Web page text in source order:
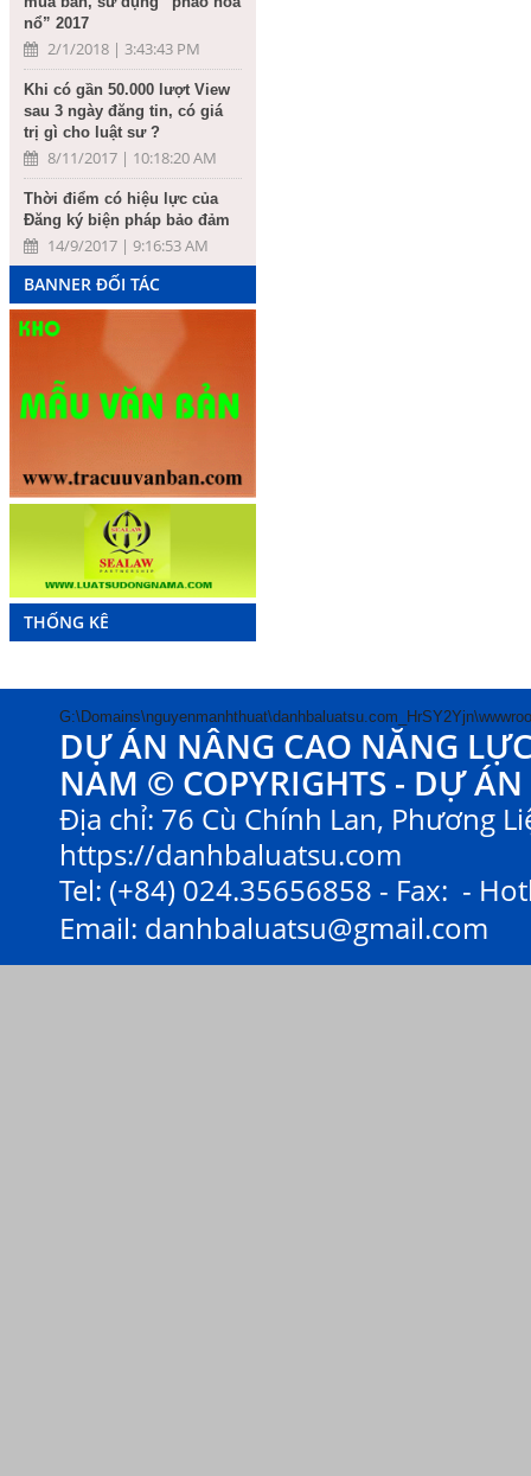
nổ” 2017
2/1/2018 | 3:43:43 PM
Khi có gần 50.000 lượt View
sau 3 ngày đăng tin, có giá
trị gì cho luật sư ?
8/11/2017 | 10:18:20 AM
Thời điểm có hiệu lực của
Đăng ký biện pháp bảo đảm
14/9/2017 | 9:16:53 AM
BANNER ĐỐI TÁC
THỐNG KÊ
DỰ ÁN NÂNG CAO NĂNG
NAM © COPYRIGHTS - DỰ
Địa chỉ: 76 Cù Chính Lan, Phương
https://danhbaluatsu.com
Tel: (+84) 024.35656858 - Fax: -
Email: danhbaluatsu@gmail.com